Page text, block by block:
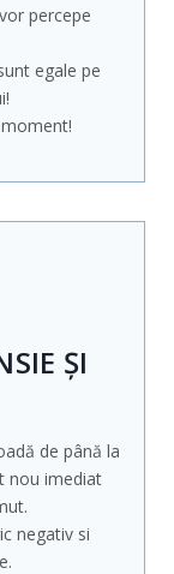
percepe
egale pe
ȘI
de până la
nou imediat
negativ si